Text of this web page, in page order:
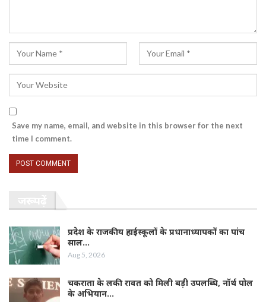
Save my name, email, and website in this browser for the next
time I comment.
प्रदेश के राजकीय हाईस्कूलों के प्रधानाध्यापकों का पांच
साल…
Aug 5, 2026
चकराता के लकी रावत को मिली बड़ी उपलब्धि, नॉर्थ पोल
के अभियान…